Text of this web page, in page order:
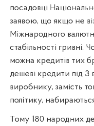
посадовці
заявою, що якщо не
Міжнародного
стабільності гривні.
можна кредитів тих
дешеві кредити під 3
виробнику, замість
політику,
Тому 180 народних